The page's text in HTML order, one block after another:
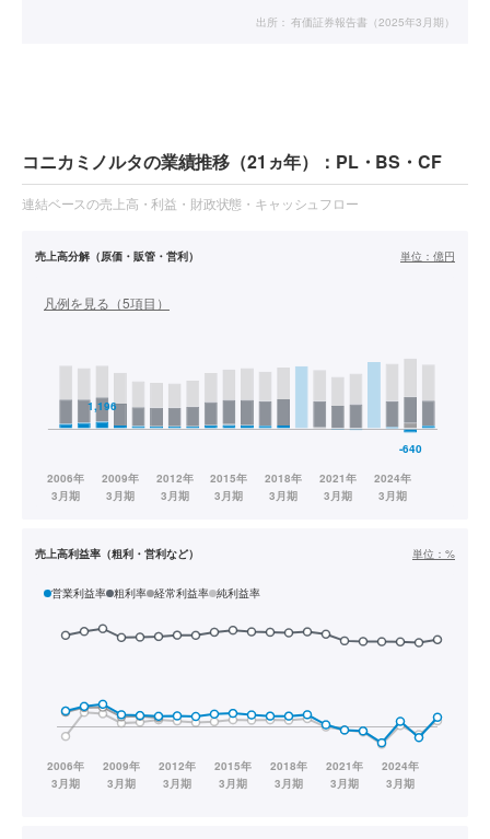
出所： 有価証券報告書（2025年3月期）
コニカミノルタの業績推移（21ヵ年）：PL・BS・CF
連結ベースの売上高・利益・財政状態・キャッシュフロー
売上高分解（原価・販管・営利） 単位： 億円
凡例を見る（5項目）
売上高利益率（粗利・営利など） 単位： %
営業利益率 粗利率 経常利益率 純利益率